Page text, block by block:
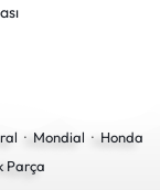
· Mondial · Honda
Parça